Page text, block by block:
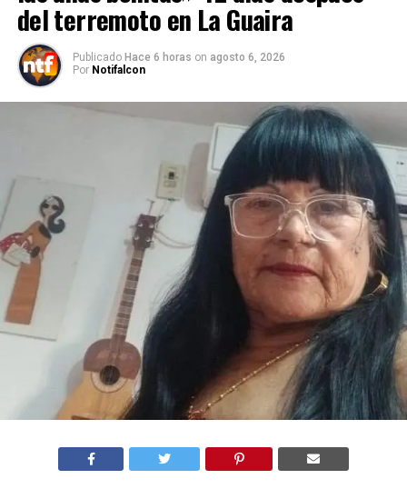
del terremoto en La Guaira
Publicado Hace 6 horas on agosto 6, 2026
Por Notifalcon